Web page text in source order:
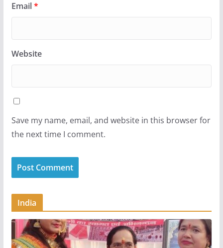
Email*
Website
Save my name, email, and website in this browser for
the next time I comment.
India